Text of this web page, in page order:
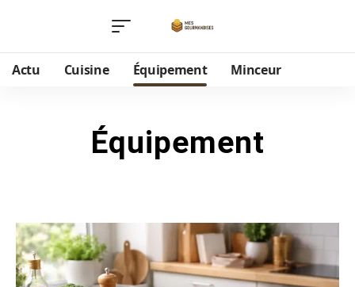
Actu Cuisine Équipement Minceur
Équipement